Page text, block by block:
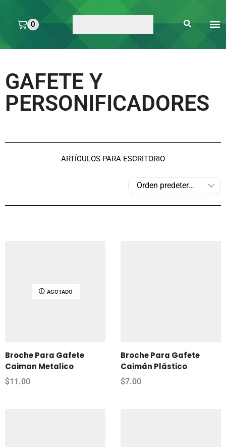
0
GAFETE Y
PERSONIFICADORES
ARTÍCULOS PARA ESCRITORIO
AGOTADO
Broche Para Gafete
Caiman Metalico
$11.00
Broche Para Gafete
Caimán Plástico
$7.00